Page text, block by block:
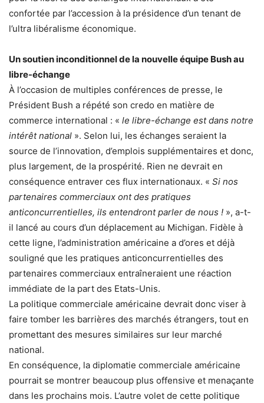
confortée par l’accession à la présidence d’un tenant de
l’ultra libéralisme économique.
Un soutien inconditionnel de la nouvelle équipe Bush au
libre-échange
À l’occasion de multiples conférences de presse, le
Président Bush a répété son credo en matière de
commerce international : « le libre-échange est dans notre
intérêt national ». Selon lui, les échanges seraient la
source de l’innovation, d’emplois supplémentaires et donc,
plus largement, de la prospérité. Rien ne devrait en
conséquence entraver ces flux internationaux. « Si nos
partenaires commerciaux ont des pratiques
anticoncurrentielles, ils entendront parler de nous ! », a-t-
il lancé au cours d’un déplacement au Michigan. Fidèle à
cette ligne, l’administration américaine a d’ores et déjà
souligné que les pratiques anticoncurrentielles des
partenaires commerciaux entraîneraient une réaction
immédiate de la part des Etats-Unis.
La politique commerciale américaine devrait donc viser à
faire tomber les barrières des marchés étrangers, tout en
promettant des mesures similaires sur leur marché
national.
En conséquence, la diplomatie commerciale américaine
pourrait se montrer beaucoup plus offensive et menaçante
dans les prochains mois. L’autre volet de cette politique